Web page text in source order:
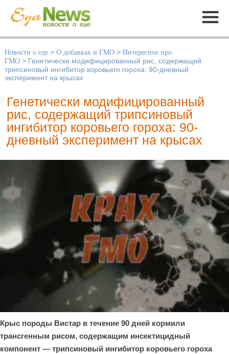
Меню
Новости о еде > О добавках и ГМО > Интересное про
ГМО > Генетически модифицированный рис, содержащий
трипсиновый ингибитор коровьего гороха: 90-дневный
эксперимент на крысах
Генетически модифицированный
рис, содержащий трипсиновый
ингибитор коровьего гороха: 90-
дневный эксперимент на крысах
Крыс породы Вистар в течение 90 дней кормили
трансгенным рисом, содержащим инсектицидный
компонент — трипсиновый ингибитор коровьего гороха